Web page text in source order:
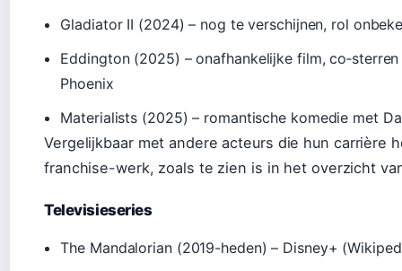
Gladiator II (2024) – nog te verschijnen, rol
Eddington (2025) – onafhankelijke film,
Phoenix
Materialists (2025) – romantische komedie met
Vergelijkbaar met andere acteurs die hun carrière
franchise-werk, zoals te zien is in het overzicht
Televisieseries
The Mandalorian (2019-heden) – Disney+